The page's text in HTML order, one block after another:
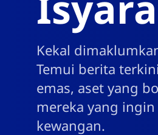
Kekal
Temui berita
emas, aset yang
mereka yang
kewangan.